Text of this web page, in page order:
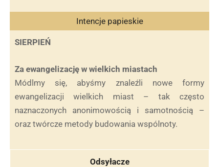
Intencje papieskie
SIERPIEŃ
Za ewangelizację w wielkich miastach
Módlmy się, abyśmy znaleźli nowe formy
ewangelizacji wielkich miast – tak często
naznaczonych anonimowością i samotnością –
oraz twórcze metody budowania wspólnoty.
Odsyłacze